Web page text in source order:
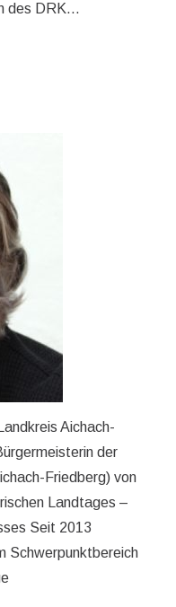
des DRK…
Aichach-
der
Friedberg) von
Landtages –
Seit 2013
Schwerpunktbereich